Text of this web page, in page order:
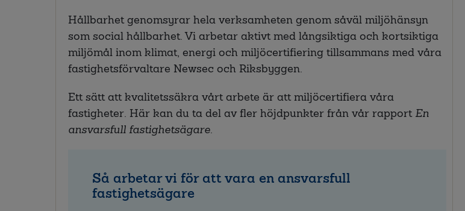
Hållbarhet genomsyrar hela verksamheten genom såväl miljöhänsyn
som social hållbarhet. Vi arbetar aktivt med långsiktiga och kortsiktiga
miljömål inom klimat, energi och miljöcertifiering tillsammans med våra
fastighetsförvaltare Newsec och Riksbyggen.
Ett sätt att kvalitetssäkra vårt arbete är att miljöcertifiera våra
fastigheter. Här kan du ta del av fler höjdpunkter från vår rapport En
ansvarsfull fastighetsägare.
Så arbetar vi för att vara en ansvarsfull
fastighetsägare